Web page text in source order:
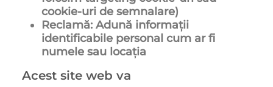
cookie-uri de semnalare)
Reclamă: Adună informații
identificabile personal cum ar fi
numele sau locația
Acest site web va